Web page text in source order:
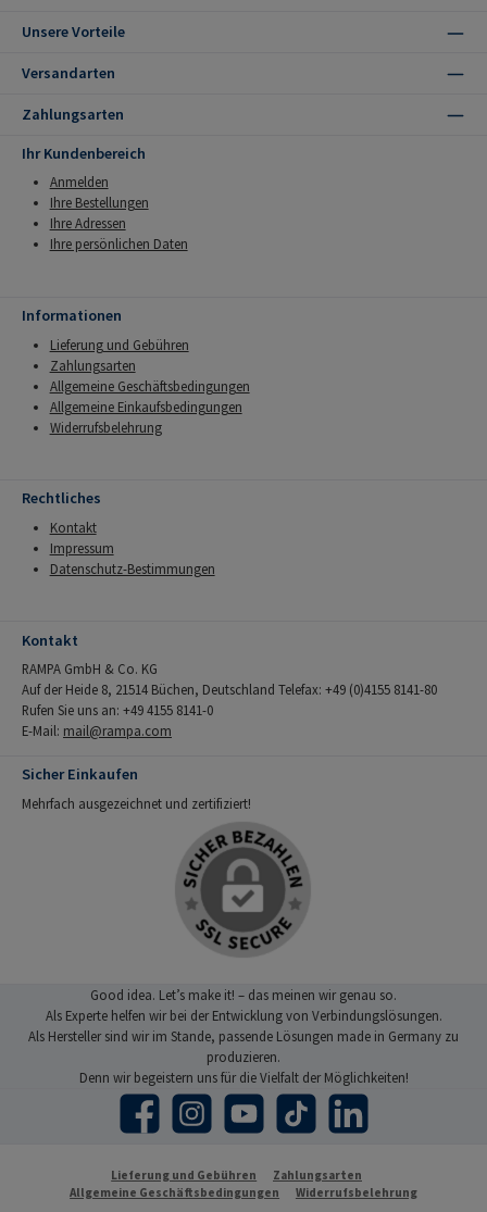
Unsere Vorteile
Versandarten
Zahlungsarten
Ihr Kundenbereich
Anmelden
Ihre Bestellungen
Ihre Adressen
Ihre persönlichen Daten
Informationen
Lieferung und Gebühren
Zahlungsarten
Allgemeine Geschäftsbedingungen
Allgemeine Einkaufsbedingungen
Widerrufsbelehrung
Rechtliches
Kontakt
Impressum
Datenschutz-Bestimmungen
Kontakt
RAMPA GmbH & Co. KG
Auf der Heide 8, 21514 Büchen, Deutschland Telefax: +49 (0)4155 8141-80
Rufen Sie uns an: +49 4155 8141-0
E-Mail: mail@rampa.com
Sicher Einkaufen
Mehrfach ausgezeichnet und zertifiziert!
Good idea. Let’s make it! – das meinen wir genau so.
Als Experte helfen wir bei der Entwicklung von Verbindungslösungen.
Als Hersteller sind wir im Stande, passende Lösungen made in Germany zu
produzieren.
Denn wir begeistern uns für die Vielfalt der Möglichkeiten!
Facebook Instagram YouTube TikTok LinkedIn
Lieferung und Gebühren
Zahlungsarten
Allgemeine Geschäftsbedingungen
Widerrufsbelehrung